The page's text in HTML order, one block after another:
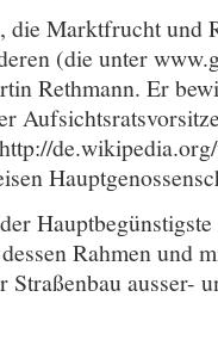
die Marktfrucht und
(die unter
Rethmann. Er
Hauptbegünstigste
Rahmen und
Straßenbau ausser-